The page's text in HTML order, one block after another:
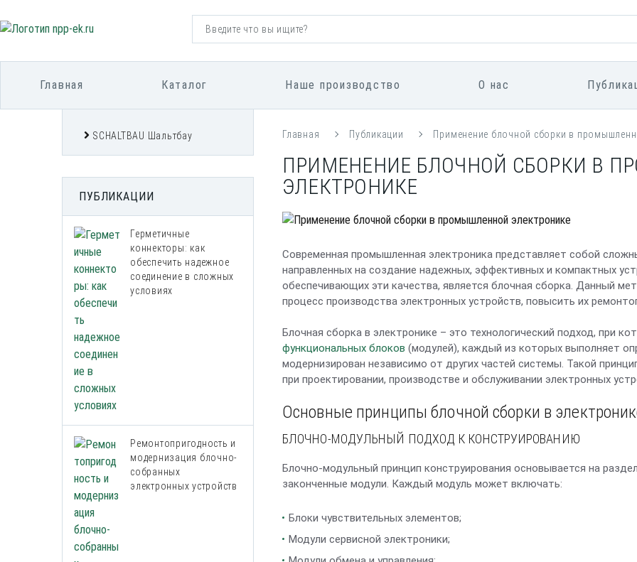
Главная Каталог Наше производство О нас
SCHALTBAU Шальтбау
ПУБЛИКАЦИИ
Герметичные
коннекторы: как
обеспечить надежное
соединение в сложных
условиях
Ремонтопригодность и
модернизация блочно-
собранных
электронных устройств
Главная Публикации Применение блочной сборки в
ПРИМЕНЕНИЕ БЛОЧНОЙ СБОРКИ В
ЭЛЕКТРОНИКЕ
Современная промышленная электроника представляет собой
направленных на создание надежных, эффективных и компактных
обеспечивающих эти качества, является блочная сборка. Данный
процесс производства электронных устройств, повысить их
Блочная сборка в электронике – это технологический подход, при
функциональных блоков (модулей), каждый из которых выполняет
модернизирован независимо от других частей системы. Такой
при проектировании, производстве и обслуживании электронных
Основные принципы блочной сборки в
БЛОЧНО-МОДУЛЬНЫЙ ПОДХОД К КОНСТРУИРОВАНИЮ
Блочно-модульный принцип конструирования основывается на
законченные модули. Каждый модуль может включать:
Блоки чувствительных элементов;
Модули сервисной электроники;